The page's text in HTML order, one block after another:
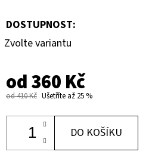
DOSTUPNOST:
Zvolte variantu
od360 Kč
od 410 Kč Ušetříte až 25 %
DO KOŠÍKU